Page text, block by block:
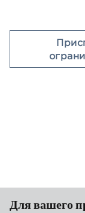
Для вашего